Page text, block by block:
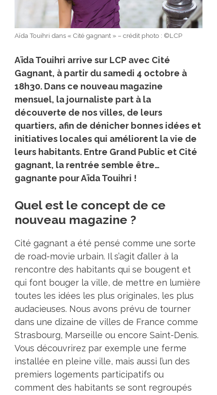
Aïda Touihri dans « Cité gagnant » – crédit photo : ©LCP
Aïda Touihri arrive sur LCP avec Cité
Gagnant, à partir du samedi 4 octobre à
18h30. Dans ce nouveau magazine
mensuel, la journaliste part à la
découverte de nos villes, de leurs
quartiers, afin de dénicher bonnes idées et
initiatives locales qui améliorent la vie de
leurs habitants. Entre Grand Public et Cité
gagnant, la rentrée semble être…
gagnante pour Aïda Touihri !
Quel est le concept de ce
nouveau magazine ?
Cité gagnant a été pensé comme une sorte
de road-movie urbain. Il s’agit d’aller à la
rencontre des habitants qui se bougent et
qui font bouger la ville, de mettre en lumière
toutes les idées les plus originales, les plus
audacieuses. Nous avons prévu de tourner
dans une dizaine de villes de France comme
Strasbourg, Marseille ou encore Saint-Denis.
Vous découvrirez par exemple une ferme
installée en pleine ville, mais aussi l’un des
premiers logements participatifs ou
comment des habitants se sont regroupés